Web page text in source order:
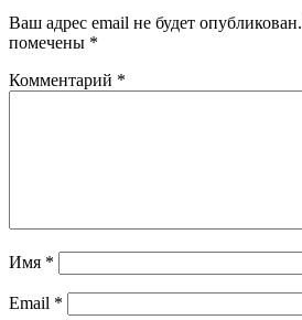
Ваш адрес email не будет опубликован.
помечены *
Комментарий *
Имя *
Email *